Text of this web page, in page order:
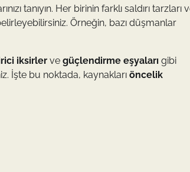
tanıyın. Her birinin farklı saldırı tarzları
Örneğin, bazı düşmanlar
iksirler ve güçlendirme eşyaları gibi
İşte bu noktada, kaynakları öncelik